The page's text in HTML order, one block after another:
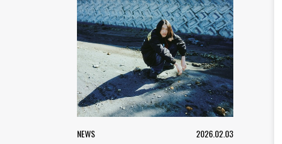
NEWS 2026.02.03